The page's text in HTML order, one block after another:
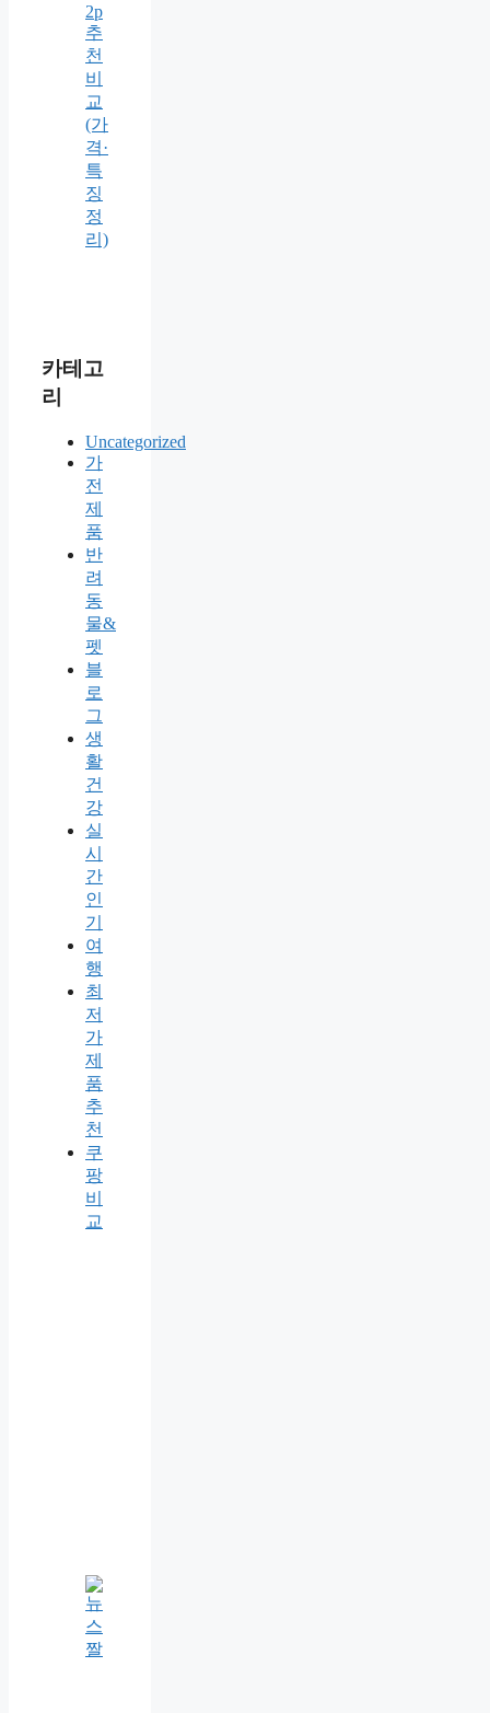
2p
추
천
비
교
(가
격·
특
징
정
리)
카테고
리
Uncategorized
가
전
제
품
반
려
동
물&
펫
블
로
그
생
활
건
강
실
시
간
인
기
여
행
최
저
가
제
품
추
천
쿠
팡
비
교